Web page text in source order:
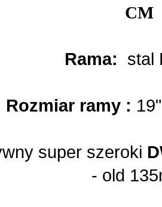
CM
Rama: stal
Rozmiar ramy :
super szeroki
- old